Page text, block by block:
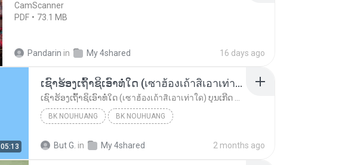
CamScanner
PDF
73.1 MB
Pandarin in My 4shared 16 days ago
05:13
ເຊົາຮ້ອງເຖົ້າຊິເອົາທໍ່ໃດ (เซาฮ้องเถ้าสิเอาเท่าใด) ບຸນເກີດ ຫນູຫ່ວງ ft. ໂສພາ ຈຸນທະລາ
BK NOUHUANG BK NOUHUANG
But G. in My 4shared 2 months ago